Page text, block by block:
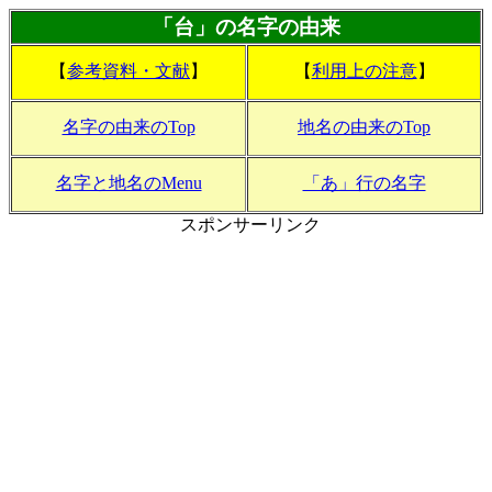
「台」の名字の由来
【参考資料・文献】 【利用上の注意】
名字の由来のTop 地名の由来のTop
名字と地名のMenu 「あ」行の名字
スポンサーリンク